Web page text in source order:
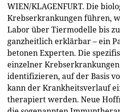
WIEN/KLAGENFURT. Die
Krebserkrankungen führen,
Labor über Tiermodelle bis
ganzheitlich erklärbar – ein
betonen Experten. Die
einzelner
identifizieren, auf der Basis
kann der Krankheitsverlauf
therapiert werden. Neue